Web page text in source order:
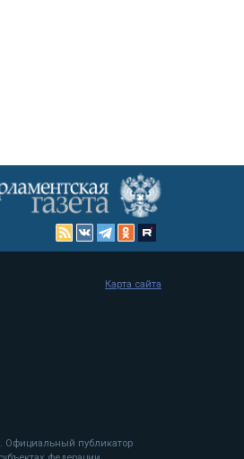
Официальный публикатор
Карта сайта